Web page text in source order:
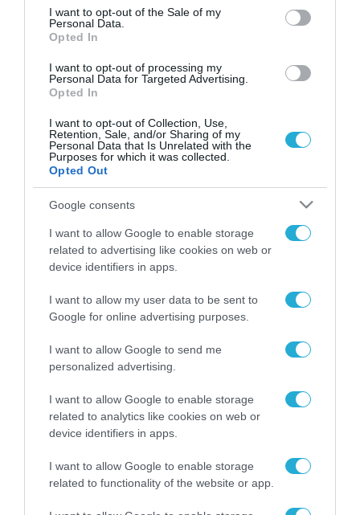
consent section.
I want to opt-out of the Sale of my
Personal Data.
Opted In
I want to opt-out of processing my
Personal Data for Targeted Advertising.
Opted In
I want to opt-out of Collection, Use,
Retention, Sale, and/or Sharing of my
Personal Data that Is Unrelated with the
Purposes for which it was collected.
Opted Out
Google consents
I want to allow Google to enable storage
related to advertising like cookies on web or
device identifiers in apps.
I want to allow my user data to be sent to
Google for online advertising purposes.
I want to allow Google to send me
personalized advertising.
I want to allow Google to enable storage
related to analytics like cookies on web or
device identifiers in apps.
I want to allow Google to enable storage
related to functionality of the website or app.
ΡΟΗ ΕΙΔΗΣΕΩΝ
Το χρηματοδοτούμενο
από την ΕΕ έργο “The
ενισχύει την ασφάλεια
των παιδιών στο
31.07.2026
ΑΑΔΕ: Διευκρινίσεις
για τα πρόστιμα σε
παραβάσεις που
αφορούν τους ΦΗΜ
31.07.2026
Σ. Καλαφάτης: «Η
δεν είναι απλώς μια
νέα τεχνολογία, είναι
31.07.2026